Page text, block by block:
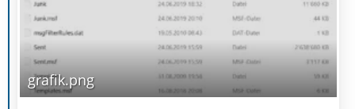
grafik.png